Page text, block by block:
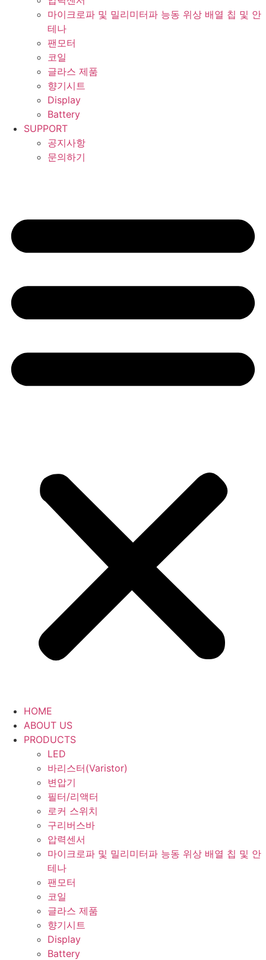
마이크로파 및 밀리미터파 능동 위상 배열 칩 및 안
테나
팬모터
코일
글라스 제품
향기시트
Display
Battery
SUPPORT
공지사항
문의하기
HOME
ABOUT US
PRODUCTS
LED
바리스터(Varistor)
변압기
필터/리액터
로커 스위치
구리버스바
압력센서
마이크로파 및 밀리미터파 능동 위상 배열 칩 및 안
테나
팬모터
코일
글라스 제품
향기시트
Display
Battery